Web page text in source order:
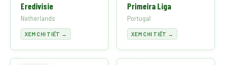
Eredivisie
Netherlands
XEM CHI TIẾT →
Primeira Liga
Portugal
XEM CHI TIẾT →